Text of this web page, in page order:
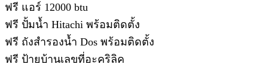
ฟรี แอร์ 12000 btu
ฟรี ปั้มน้ำ Hitachi พร้อมติดตั้ง
ฟรี ถังสำรองน้ำ Dos พร้อมติดตั้ง
ฟรี ป้ายบ้านเลขที่อะคริลิค